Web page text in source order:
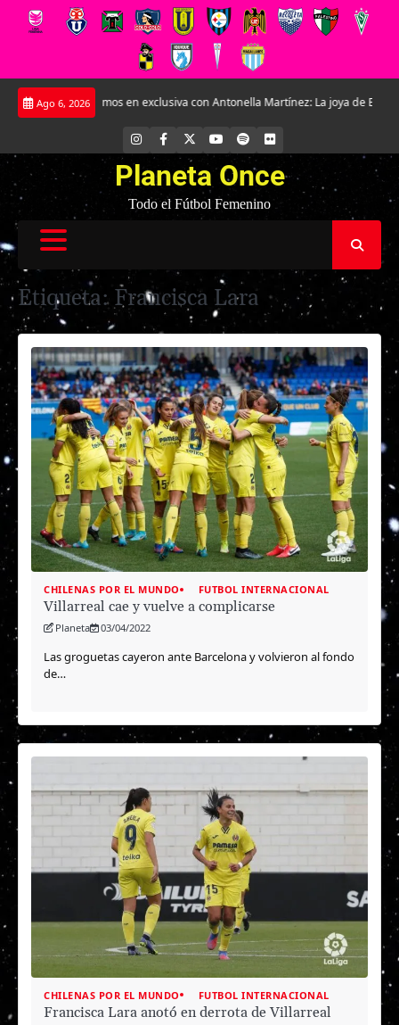
Saltar
Ago 6, 2026
Conversamos en exclusiva con Antonella Martínez: La joya de Everton
INSTAGRAM
FACEBOOK YOUTUBE
SPOTIFYFLICKR
Planeta Once
Todo el Fútbol Femenino
Etiqueta: Francisca Lara
CHILENAS POR EL MUNDO FUTBOL INTERNACIONAL
Villarreal cae y vuelve a complicarse
Planeta 03/04/2022
Las groguetas cayeron ante Barcelona y volvieron al fondo
de…
CHILENAS POR EL MUNDO FUTBOL INTERNACIONAL
Francisca Lara anotó en derrota de Villarreal